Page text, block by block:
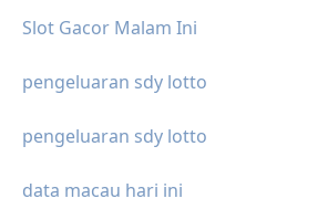
Slot Gacor Malam Ini
pengeluaran sdy lotto
pengeluaran sdy lotto
data macau hari ini